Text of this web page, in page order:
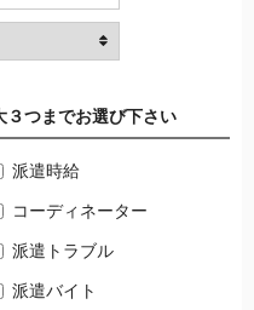
いるので関わりたくあり
３つまでお選び下さい
派遣時給
コーディネーター
派遣トラブル
派遣バイト